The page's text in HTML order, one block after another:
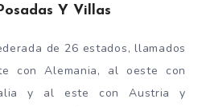
Y Villas
de 26 estados, llamados
con Alemania, al oeste con
y al este con Austria y